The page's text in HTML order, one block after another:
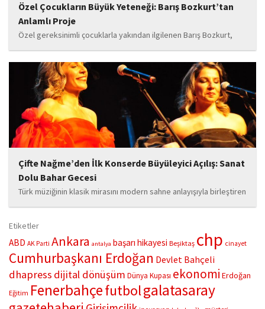
Özel Çocukların Büyük Yeteneği: Barış Bozkurt’tan
Anlamlı Proje
Özel gereksinimli çocuklarla yakından ilgilenen Barış Bozkurt,
hayata geçirdiği örnek çalışma ile hem eğitim camiasının hem de
toplumun dikkatini çekiyor. “Hayatta yaşattığın mutluluk en güzel
hediyedir” anlayışıyla yola çıkan Bozkurt,...
Çifte Nağme’den İlk Konserde Büyüleyici Açılış: Sanat
Dolu Bahar Gecesi
Türk müziğinin klasik mirasını modern sahne anlayışıyla birleştiren
“Çifte Nağme” projesi, ilk konserini İstanbul Ataşehir’de bulunan
buluşturdu. Yoğun katılımla gerçekleşen gece, müzikal çeşitlilik
ve...
Etiketler
ABD AK Parti Ankara antalya başarı hikayesi Beşiktaş chp cinayet
Cumhurbaşkanı Erdoğan Devlet Bahçeli
dhapress dijital dönüşüm Dünya Kupası ekonomi Erdoğan
Eğitim Fenerbahçefutbolgalatasaray